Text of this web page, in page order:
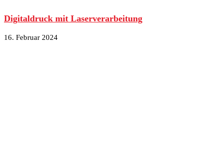
Digitaldruck mit Laserverarbeitung
16. Februar 2024